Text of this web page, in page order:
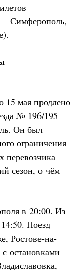
Симферополь,
15 мая продлено
№ 196/195
Он был
ограничения
–
сезон, о чём
в 20:00. Из
Поезд
Ростове-на-
остановками